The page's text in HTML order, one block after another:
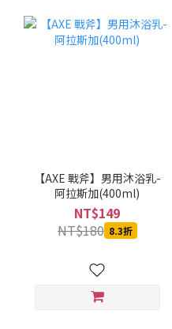
【AXE 戰斧】男用沐浴乳-
阿拉斯加(400ml)
NT$149
NT$180 8.3折